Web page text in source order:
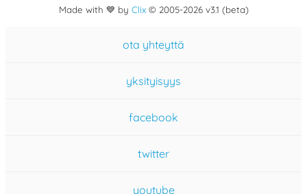
Made with 💙 by Clix© 2005-2026 v3.1 (beta)
ota yhteyttä
yksityisyys
facebook
twitter
youtube